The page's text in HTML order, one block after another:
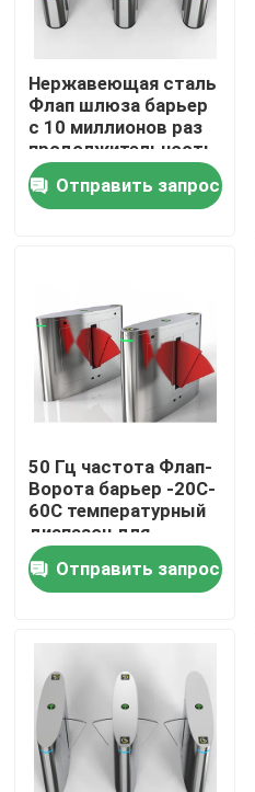
Главная страница
О Компании
контроль качества
контактные данные
Новости
Отправить запрос
Электронные ворота
Нержавеющая сталь
Флап шлюза барьер
с 10 миллионов раз
продолжительность
жизни скорость 0,2 с
/ человек
Отправить запрос
50 Гц частота Флап-
Ворота барьер -20C-
60C температурный
диапазон для
контроля доступа
Отправить запрос